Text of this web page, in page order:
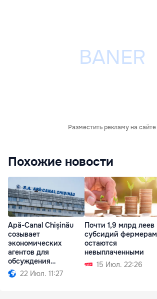
Разместить рекламу на сайте
Похожие новости
Apă-Canal Chișinău
созывает
экономических
агентов для
обсуждения
необходимых мер
22 Июл. 11:27
Почти 1,9 млрд леев
субсидий фермерам
остаются
невыплаченными
15 Июл. 22:26